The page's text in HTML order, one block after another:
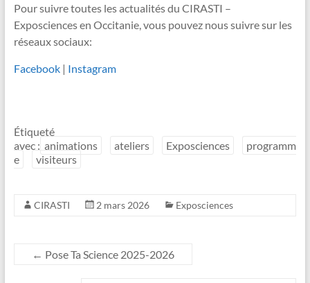
Pour suivre toutes les actualités du CIRASTI –
Exposciences en Occitanie, vous pouvez nous suivre sur les
réseaux sociaux:
Facebook| Instagram
Étiqueté
avec : animations ateliers Exposciences
programm
e
visiteurs
CIRASTI 2 mars 2026 Exposciences
← Pose Ta Science 2025-2026